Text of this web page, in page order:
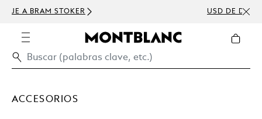
USD DE DESCUENTO CON TU PEDIDO SUPERIOR A
ACCESORIOS